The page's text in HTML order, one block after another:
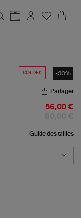
SOLDES -30%
Partager
56,00 €
Guide des tailles